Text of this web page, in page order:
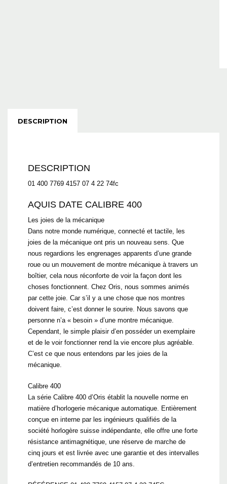
DESCRIPTION
DESCRIPTION
01 400 7769 4157 07 4 22 74fc
AQUIS DATE CALIBRE 400
Les joies de la mécanique
Dans notre monde numérique, connecté et tactile, les
joies de la mécanique ont pris un nouveau sens. Que
nous regardions les engrenages apparents d’une grande
roue ou un mouvement de montre mécanique à travers un
boîtier, cela nous réconforte de voir la façon dont les
choses fonctionnent. Chez Oris, nous sommes animés
par cette joie. Car s’il y a une chose que nos montres
doivent faire, c’est donner le sourire. Nous savons que
personne n’a « besoin » d’une montre mécanique.
Cependant, le simple plaisir d’en posséder un exemplaire
et de le voir fonctionner rend la vie encore plus agréable.
C’est ce que nous entendons par les joies de la
mécanique.
Calibre 400
La série Calibre 400 d’Oris établit la nouvelle norme en
matière d’horlogerie mécanique automatique. Entièrement
conçue en interne par les ingénieurs qualifiés de la
société horlogère suisse indépendante, elle offre une forte
résistance antimagnétique, une réserve de marche de
cinq jours et est livrée avec une garantie et des intervalles
d’entretien recommandés de 10 ans.